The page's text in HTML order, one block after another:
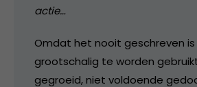
actie…
Omdat het nooit geschreven
grootschalig te worden
gegroeid, niet voldoende